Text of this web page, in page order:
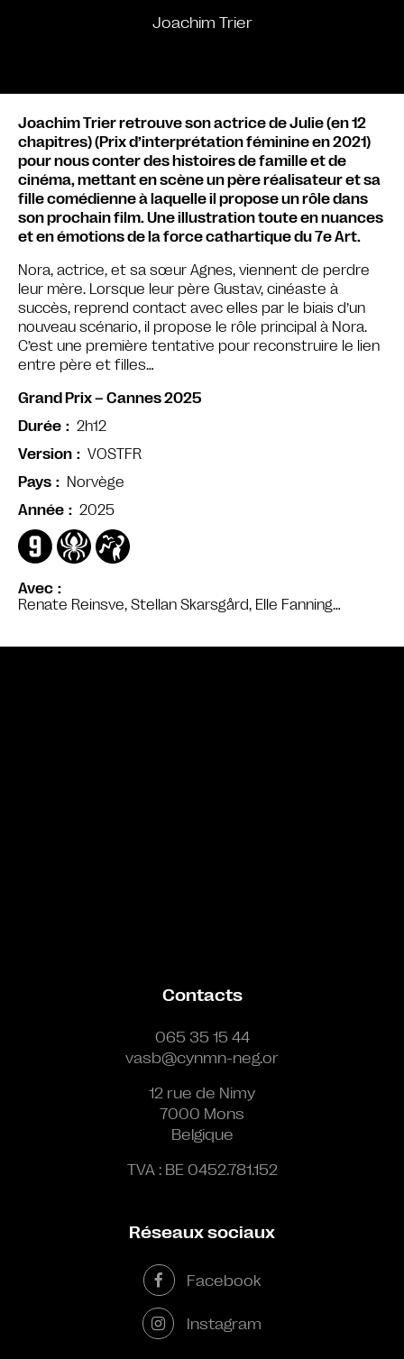
Joachim Trier
Avec
Renate Reinsve, Stellan Skarsgård, Elle Fanning…
Joachim Trier retrouve son actrice de Julie (en 12
chapitres) (Prix d’interprétation féminine en 2021)
pour nous conter des histoires de famille et de
cinéma, mettant en scène un père réalisateur et sa
fille comédienne à laquelle il propose un rôle dans
son prochain film. Une illustration toute en nuances
et en émotions de la force cathartique du 7e Art.
Nora, actrice, et sa sœur Agnes, viennent de perdre
leur mère. Lorsque leur père Gustav, cinéaste à
succès, reprend contact avec elles par le biais d’un
nouveau scénario, il propose le rôle principal à Nora.
C’est une première tentative pour reconstruire le lien
entre père et filles…
Grand Prix – Cannes 2025
Durée
2h12
Version
VOSTFR
Pays
Norvège
Année
2025
Contacts
065 35 15 44
vasb@cynmn-neg.or
12 rue de Nimy
7000 Mons
Belgique
TVA : BE 0452.781.152
Réseaux sociaux
Facebook
Instagram